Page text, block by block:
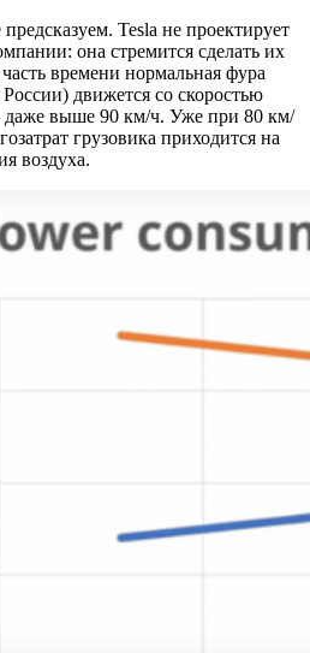
Tesla не проектирует
она стремится сделать их
времени нормальная фура
движется со скоростью
выше 90 км/ч. Уже при 80 км/
грузовика приходится на
воздуха.